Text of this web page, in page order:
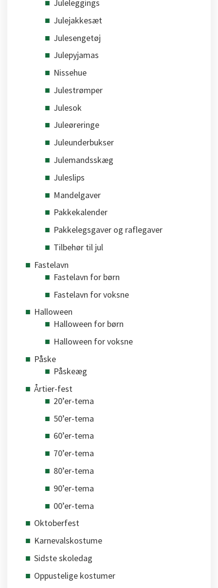
Juleleggings
Julejakkesæt
Julesengetøj
Julepyjamas
Nissehue
Julestrømper
Julesok
Juleøreringe
Juleunderbukser
Julemandsskæg
Juleslips
Mandelgaver
Pakkekalender
Pakkelegsgaver og raflegaver
Tilbehør til jul
Fastelavn
Fastelavn for børn
Fastelavn for voksne
Halloween
Halloween for børn
Halloween for voksne
Påske
Påskeæg
Årtier-fest
20’er-tema
50’er-tema
60’er-tema
70’er-tema
80’er-tema
90’er-tema
00’er-tema
Oktoberfest
Karnevalskostume
Sidste skoledag
Oppustelige kostumer